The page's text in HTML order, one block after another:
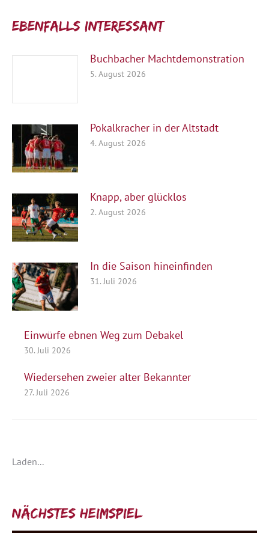
Ebenfalls interessant:
Buchbacher Machtdemonstration
5. August 2026
Pokalkracher in der Altstadt
4. August 2026
Knapp, aber glücklos
2. August 2026
In die Saison hineinfinden
31. Juli 2026
Einwürfe ebnen Weg zum Debakel
30. Juli 2026
Wiedersehen zweier alter Bekannter
27. Juli 2026
Laden...
Nächstes Heimspiel